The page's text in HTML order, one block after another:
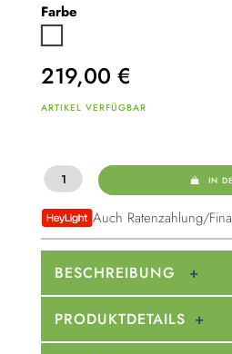
Farbe
219,00 €
ARTIKEL VERFÜGBAR
IN
Auch Ratenzahlung/
BESCHREIBUNG
PRODUKTDETAILS